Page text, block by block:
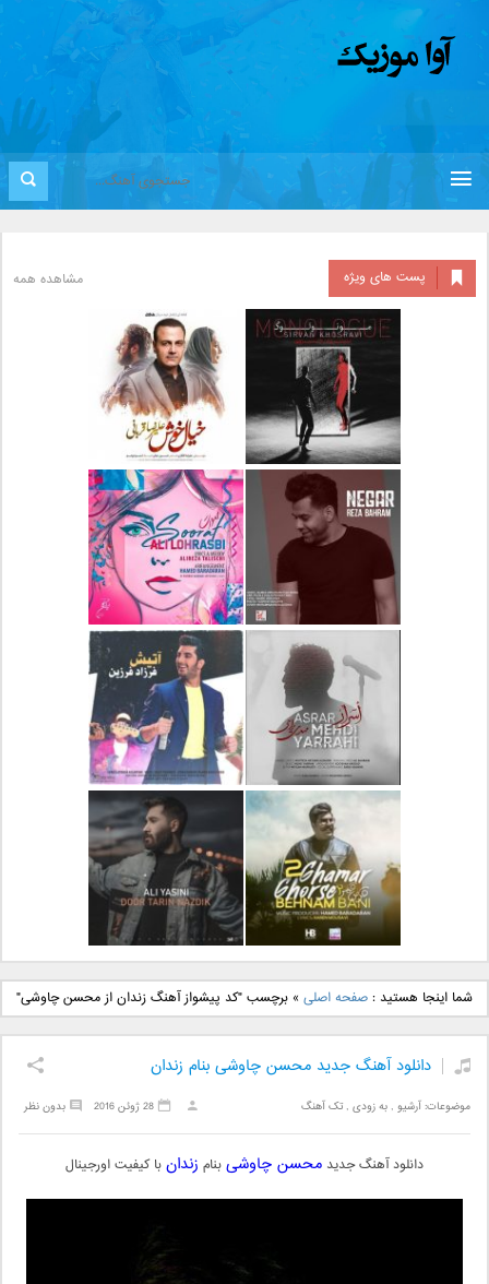
پست های ویژه مشاهده همه
دانلود آلبوم جدید سیروان
خسروی بنام مونولوگ
دانلود آهنگ جدید علیرضا
قربانی بنام خیال خوش
دانلود آهنگ جدید رضا
بهرام بنام نگار
دانلود آهنگ جدید علی
لهراسبی بنام صورت
دانلود آهنگ جدید مهدی
یراحی بنام اسرار
دانلود آهنگ جدید فرزاد
فرزین بنام آتیش
دانلود آهنگ جدید بهنام
بانی بنام قرص قمر 2
دانلود آهنگ جدید علی
یاسینی بنام دورترین نزدیک
شما اینجا هستید :صفحه اصلی »برچسب "کد پیشواز آهنگ زندان از محسن چاوشی"
دانلود آهنگ جدید محسن چاوشی بنام زندان
موضوعات:آرشیو ,به زودی ,تک آهنگ بدون نظر 28 ژوئن 2016
دانلود آهنگ جدید محسن چاوشیبنام زندانبا کیفیت اورجینال